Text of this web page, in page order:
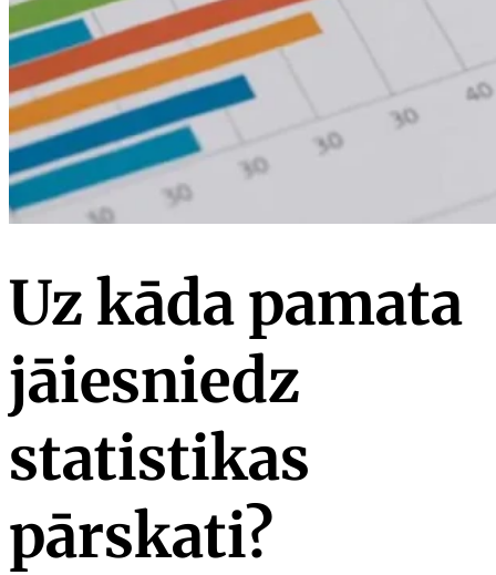
Uz kāda pamata
jāiesniedz
statistikas
pārskati?